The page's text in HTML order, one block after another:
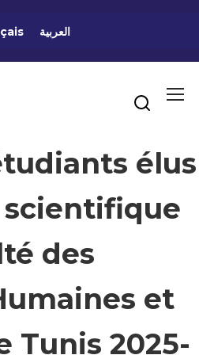
العربية
élus
scientifique
des
et
Tunis 2025-